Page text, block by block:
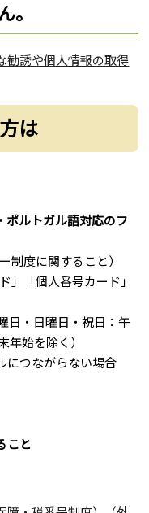
。
勧誘や個人情報の取得
は
ポルトガル語対応のフ
制度に関すること）
」「個人番号カード」
日・日曜日・祝日：午
始を除く）
につながらない場合
こと